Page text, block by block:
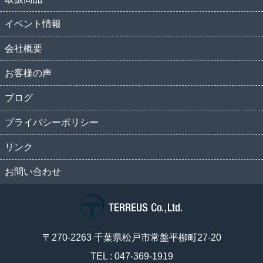
イベント情報
会社概要
お客様の声
ブログ
プライバシーポリシー
リンク
お問い合わせ
〒270-2263 千葉県松戸市常盤平柳町27-20
TEL : 047-369-1919